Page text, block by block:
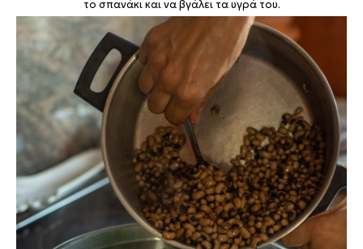
το σπανάκι και να βγάλει τα υγρά του.